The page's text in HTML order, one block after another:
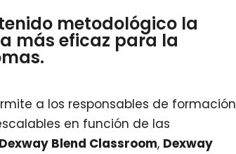
metodológico la
más eficaz para la
a los responsables de formación
en función de las
Dexway Blend Classroom, Dexway